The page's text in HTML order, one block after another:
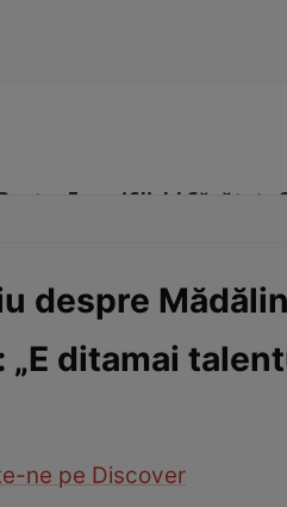
FemeiClick! Sănătate
despre
ditamai
ne pe Discover